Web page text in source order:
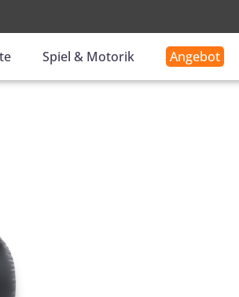
Spiel & Motorik Angebot